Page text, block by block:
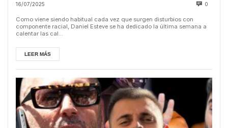
16/07/2025 0
Como viene siendo habitual cada vez que surgen disturbios con
componente racial, Daniel Esteve se ha dedicado la última semana a
calentar las cal...
LEER MÁS